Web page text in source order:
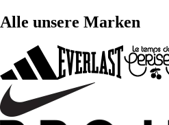
Alle unsere Marken